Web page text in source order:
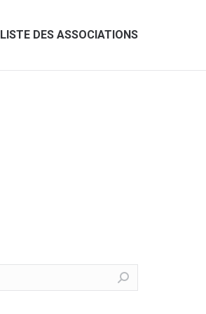
LISTE DES ASSOCIATIONS
LISTE DES ASSOCIATIONS